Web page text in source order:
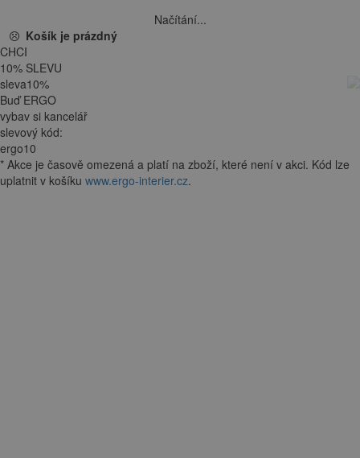
Načítání...
Košík je prázdný
CHCI
10% SLEVU
sleva10%
Buď ERGO
vybav si kancelář
slevový kód:
ergo10
* Akce je časově omezená a platí na zboží, které není v akci. Kód lze
uplatnit v košíku www.ergo-interier.cz.